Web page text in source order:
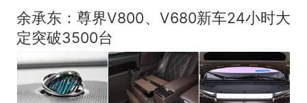
余承东：尊界V800、V680新车24小时大
定突破3500台